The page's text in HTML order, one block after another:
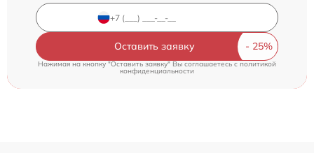
Оставить заявку
Нажимая на кнопку "Оставить заявку" Вы соглашаетесь cполитикой
конфиденциальности